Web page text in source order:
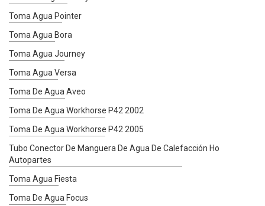
Toma Agua Pointer
Toma Agua Bora
Toma Agua Journey
Toma Agua Versa
Toma De Agua Aveo
Toma De Agua Workhorse P42 2002
Toma De Agua Workhorse P42 2005
Tubo Conector De Manguera De Agua De Calefacción Ho
Autopartes
Toma Agua Fiesta
Toma De Agua Focus